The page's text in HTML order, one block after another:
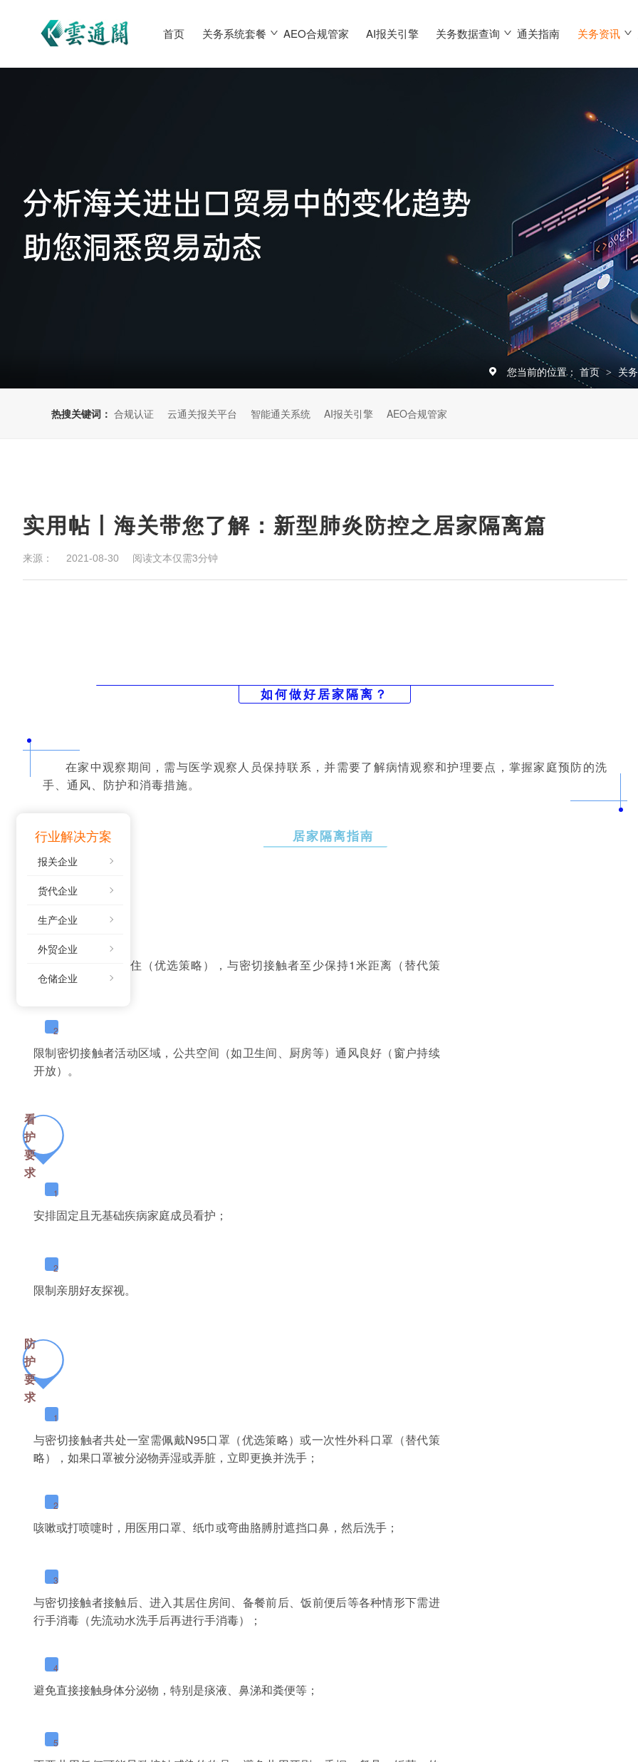
首页 关务系统套餐 AEO合规管家 AI报关引擎 关务数据查询 通关指南 关务资讯
行业解决方案
报关企业
货代企业
生产企业
外贸企业
仓储企业
您当前的位置： 首页 > 关
热搜关键词： 合规认证 云通关报关平台 智能通关系统 AI报关引擎 AEO合规管家
实用帖丨海关带您了解：新型肺炎防控之居家隔离篇
来源： 2021-08-30 阅读文本仅需3分钟
如何做好居家隔离？
在家中观察期间，需与医学观察人员保持联系，并需要了解病情观察和护理要点，掌握家庭预防的洗
手、通风、防护和消毒措施。
居家隔离指南
1
通风良好的单间居住（优选策略），与密切接触者至少保持1米距离（替代策
略）；
2
限制密切接触者活动区域，公共空间（如卫生间、厨房等）通风良好（窗户持续
开放）。
看
护
要
求
1
安排固定且无基础疾病家庭成员看护；
2
限制亲朋好友探视。
防
护
要
求
1
与密切接触者共处一室需佩戴N95口罩（优选策略）或一次性外科口罩（替代策
略），如果口罩被分泌物弄湿或弄脏，立即更换并洗手；
2
咳嗽或打喷嚏时，用医用口罩、纸巾或弯曲胳膊肘遮挡口鼻，然后洗手；
3
与密切接触者接触后、进入其居住房间、备餐前后、饭前便后等各种情形下需进
行手消毒（先流动水洗手后再进行手消毒）；
4
避免直接接触身体分泌物，特别是痰液、鼻涕和粪便等；
5